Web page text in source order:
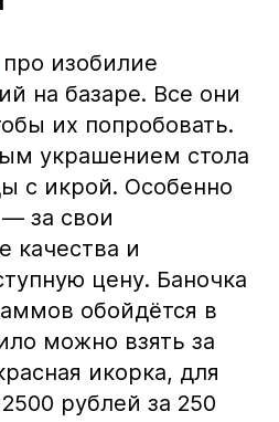
про изобилие
на базаре. Все они
их попробовать.
украшением стола
с икрой. Особенно
за свои
качества и
цену. Баночка
обойдётся в
можно взять за
икорка, для
рублей за 250